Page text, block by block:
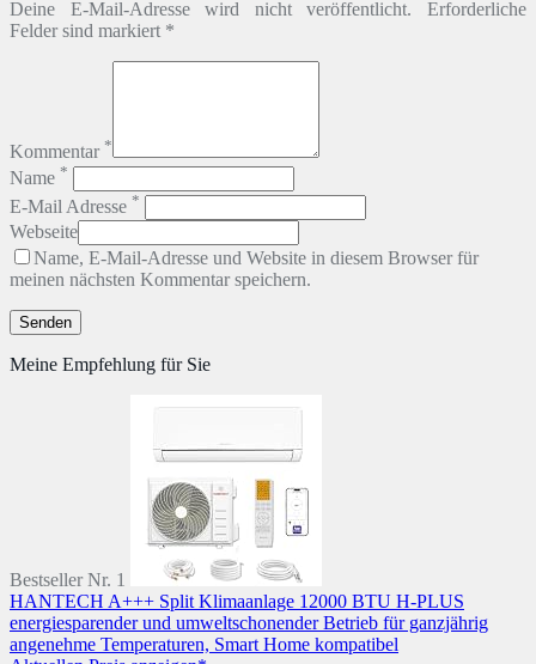
Deine E-Mail-Adresse wird nicht veröffentlicht. Erforderliche
Felder sind markiert *
Kommentar *
Name *
E-Mail Adresse *
Webseite
Name, E-Mail-Adresse und Website in diesem Browser für
meinen nächsten Kommentar speichern.
Meine Empfehlung für Sie
Bestseller Nr. 1
HANTECH A+++ Split Klimaanlage 12000 BTU H-PLUS
energiesparender und umweltschonender Betrieb für ganzjährig
angenehme Temperaturen, Smart Home kompatibel